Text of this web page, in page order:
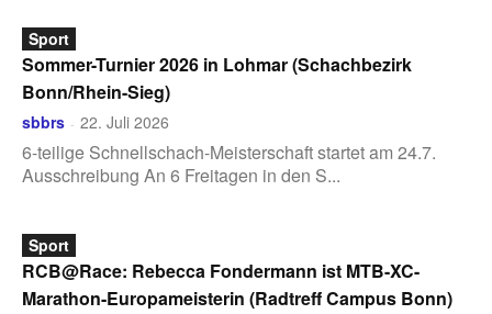
Sport
Sommer-Turnier 2026 in Lohmar (Schachbezirk
Bonn/Rhein-Sieg)
sbbrs - 22. Juli 2026
6-teilige Schnellschach-Meisterschaft startet am 24.7.
Ausschreibung An 6 Freitagen in den S...
Sport
RCB@Race: Rebecca Fondermann ist MTB-XC-
Marathon-Europameisterin (Radtreff Campus Bonn)